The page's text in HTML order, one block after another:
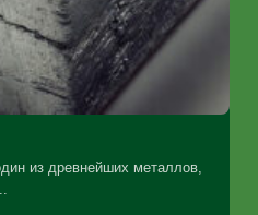
из древнейших металлов,